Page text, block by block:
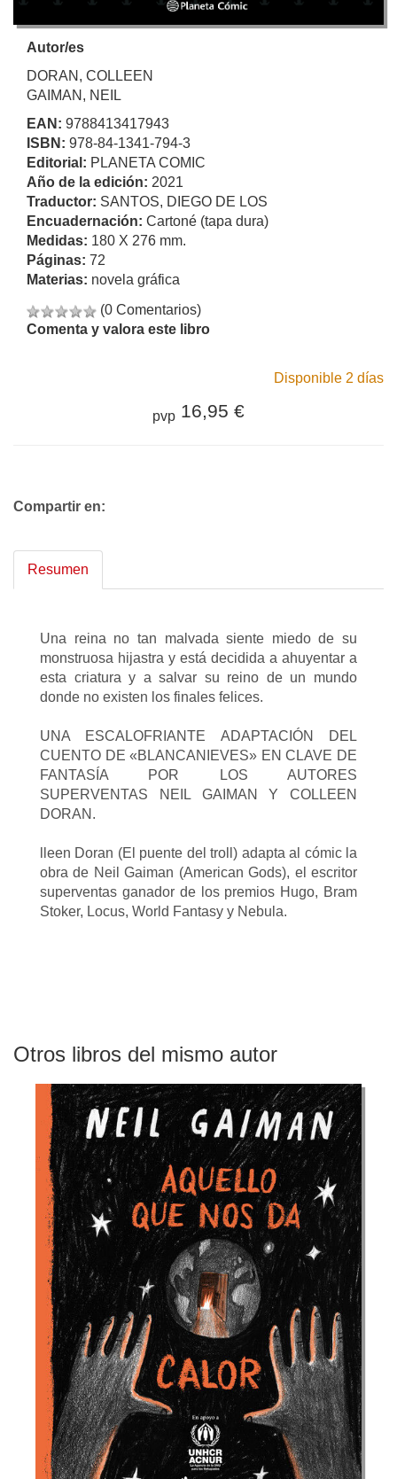
Autor/es
DORAN, COLLEEN
GAIMAN, NEIL
EAN: 9788413417943
ISBN: 978-84-1341-794-3
Editorial: PLANETA COMIC
Año de la edición: 2021
Traductor: SANTOS, DIEGO DE LOS
Encuadernación: Cartoné (tapa dura)
Medidas: 180 X 276 mm.
Páginas: 72
Materias: novela gráfica
(0 Comentarios)
Comenta y valora este libro
Disponible 2 días
pvp 16,95 €
Compartir en:
Resumen
Una reina no tan malvada siente miedo de su
monstruosa hijastra y está decidida a ahuyentar a
esta criatura y a salvar su reino de un mundo
donde no existen los finales felices.
UNA ESCALOFRIANTE ADAPTACIÓN DEL
CUENTO DE «BLANCANIEVES» EN CLAVE DE
FANTASÍA POR LOS AUTORES
SUPERVENTAS NEIL GAIMAN Y COLLEEN
DORAN.
lleen Doran (El puente del troll) adapta al cómic la
obra de Neil Gaiman (American Gods), el escritor
superventas ganador de los premios Hugo, Bram
Stoker, Locus, World Fantasy y Nebula.
Otros libros del mismo autor